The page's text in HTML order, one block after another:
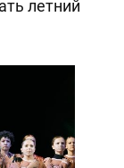
летний